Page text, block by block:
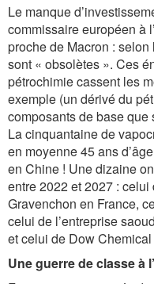
Le manque
commissaire européen à
proche de Macron :
sont « obsolètes ». Ces
pétrochimie cassent les
exemple (un dérivé du
composants de base que
La cinquantaine de
en moyenne 45 ans
en Chine ! Une dizaine
entre 2022 et 2027 :
Gravenchon en France,
celui de l’entreprise
et celui de Dow
Une guerre de classe à